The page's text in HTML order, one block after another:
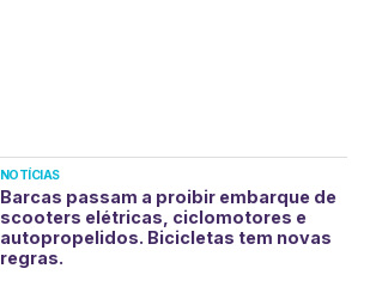
NOTÍCIAS
Barcas passam a proibir embarque de
scooters elétricas, ciclomotores e
autopropelidos. Bicicletas tem novas
regras.